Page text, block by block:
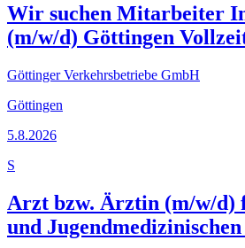
Wir suchen Mitarbeiter
(m/w/d) Göttingen
Göttinger Verkehrsbetriebe GmbH
Göttingen
5.8.2026
S
Arzt bzw. Ärztin (m/w/d)
und